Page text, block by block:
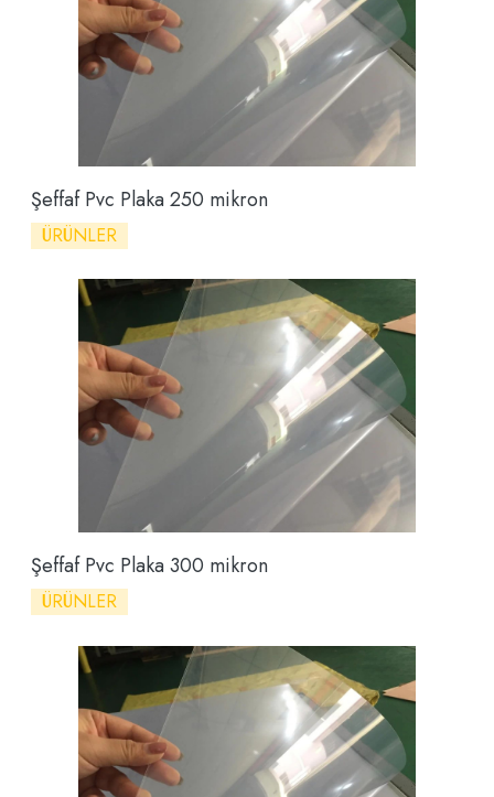
Şeffaf Pvc Plaka 250 mikron
ÜRÜNLER
Şeffaf Pvc Plaka 300 mikron
ÜRÜNLER